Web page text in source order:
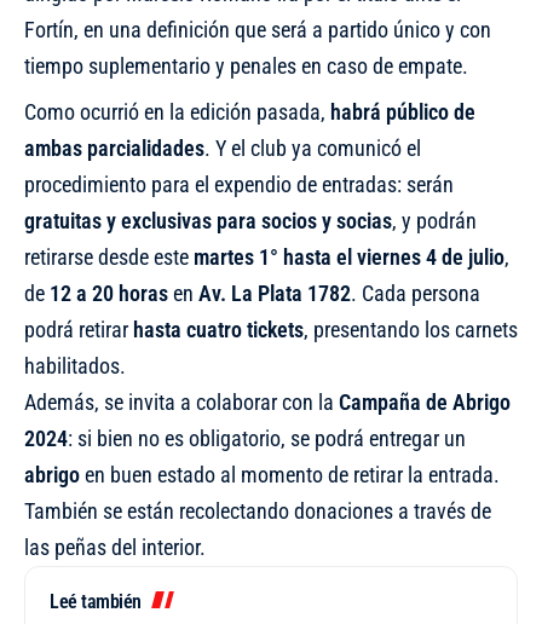
Fortín, en una definición que será a partido único y con
tiempo suplementario y penales en caso de empate.
Como ocurrió en la edición pasada, habrá público de
ambas parcialidades. Y el club ya comunicó el
procedimiento para el expendio de entradas: serán
gratuitas y exclusivas para socios y socias, y podrán
retirarse desde este martes 1° hasta el viernes 4 de julio,
de 12 a 20 horasen Av. La Plata 1782. Cada persona
podrá retirar hasta cuatro tickets, presentando los carnets
habilitados.
Además, se invita a colaborar con la Campaña de Abrigo
2024: si bien no es obligatorio, se podrá entregar un
abrigoen buen estado al momento de retirar la entrada.
También se están recolectando donaciones a través de
las peñas del interior.
Leé también